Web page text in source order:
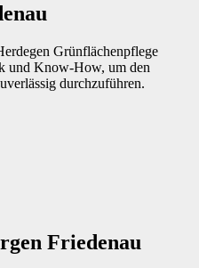
Grünflächenpflege
und Know-How, um den
durchzuführen.
Friedenau